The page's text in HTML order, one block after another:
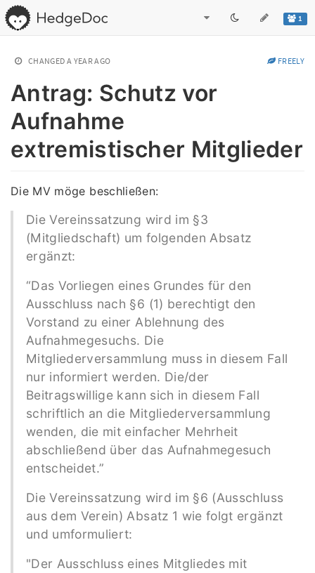
1
CHANGED A YEAR AGO FREELY
Antrag: Schutz vor
Aufnahme
extremistischer Mitglieder
Die MV möge beschließen:
Die Vereinssatzung wird im §3
(Mitgliedschaft) um folgenden Absatz
ergänzt:
“Das Vorliegen eines Grundes für den
Ausschluss nach §6 (1) berechtigt den
Vorstand zu einer Ablehnung des
Aufnahmegesuchs. Die
Mitgliederversammlung muss in diesem Fall
nur informiert werden. Die/der
Beitragswillige kann sich in diesem Fall
schriftlich an die Mitgliederversammlung
wenden, die mit einfacher Mehrheit
abschließend über das Aufnahmegesuch
entscheidet.”
Die Vereinssatzung wird im §6 (Ausschluss
aus dem Verein) Absatz 1 wie folgt ergänzt
und umformuliert:
"Der Ausschluss eines Mitgliedes mit